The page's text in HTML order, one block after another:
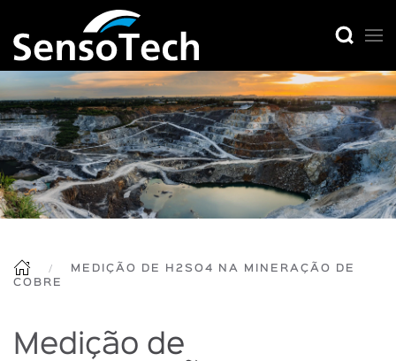
MEDIÇÃO DE H2SO4 NA MINERAÇÃO DE
COBRE
Medição de